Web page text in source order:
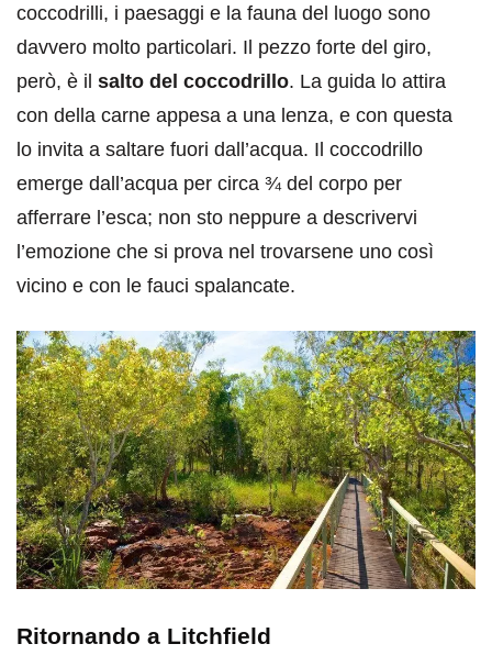
coccodrilli, i paesaggi e la fauna del luogo sono
davvero molto particolari. Il pezzo forte del giro,
però, è il salto del coccodrillo. La guida lo attira
con della carne appesa a una lenza, e con questa
lo invita a saltare fuori dall’acqua. Il coccodrillo
emerge dall’acqua per circa ¾ del corpo per
afferrare l’esca; non sto neppure a descrivervi
l’emozione che si prova nel trovarsene uno così
vicino e con le fauci spalancate.
Ritornando a Litchfield